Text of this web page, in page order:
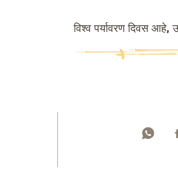
विश्व पर्यावरण दिवस आहे,